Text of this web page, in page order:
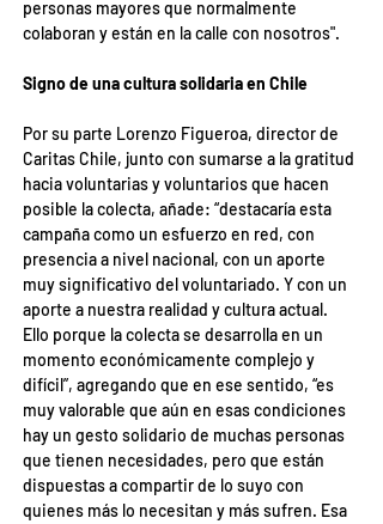
personas mayores que normalmente
colaboran y están en la calle con nosotros".
Signo de una cultura solidaria en Chile
Por su parte Lorenzo Figueroa, director de
Caritas Chile, junto con sumarse a la gratitud
hacia voluntarias y voluntarios que hacen
posible la colecta, añade: “destacaría esta
campaña como un esfuerzo en red, con
presencia a nivel nacional, con un aporte
muy significativo del voluntariado. Y con un
aporte a nuestra realidad y cultura actual.
Ello porque la colecta se desarrolla en un
momento económicamente complejo y
difícil”, agregando que en ese sentido, “es
muy valorable que aún en esas condiciones
hay un gesto solidario de muchas personas
que tienen necesidades, pero que están
dispuestas a compartir de lo suyo con
quienes más lo necesitan y más sufren. Esa